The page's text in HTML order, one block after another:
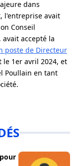
dans
l'entreprise avait
Conseil
accepté la
poste de Directeur
le 1er avril 2024, et
Poullain en tant